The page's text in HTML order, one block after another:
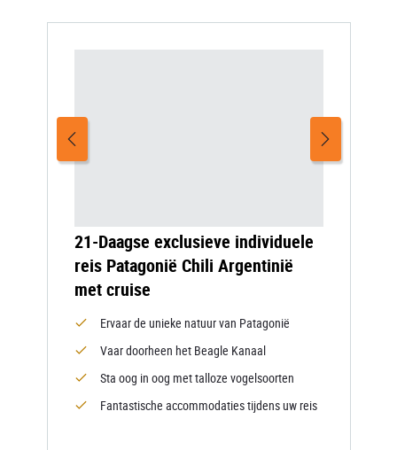
21-Daagse exclusieve individuele
reis Patagonië Chili Argentinië
met cruise
Ervaar de unieke natuur van Patagonië
Vaar doorheen het Beagle Kanaal
Sta oog in oog met talloze vogelsoorten
Fantastische accommodaties tijdens uw reis